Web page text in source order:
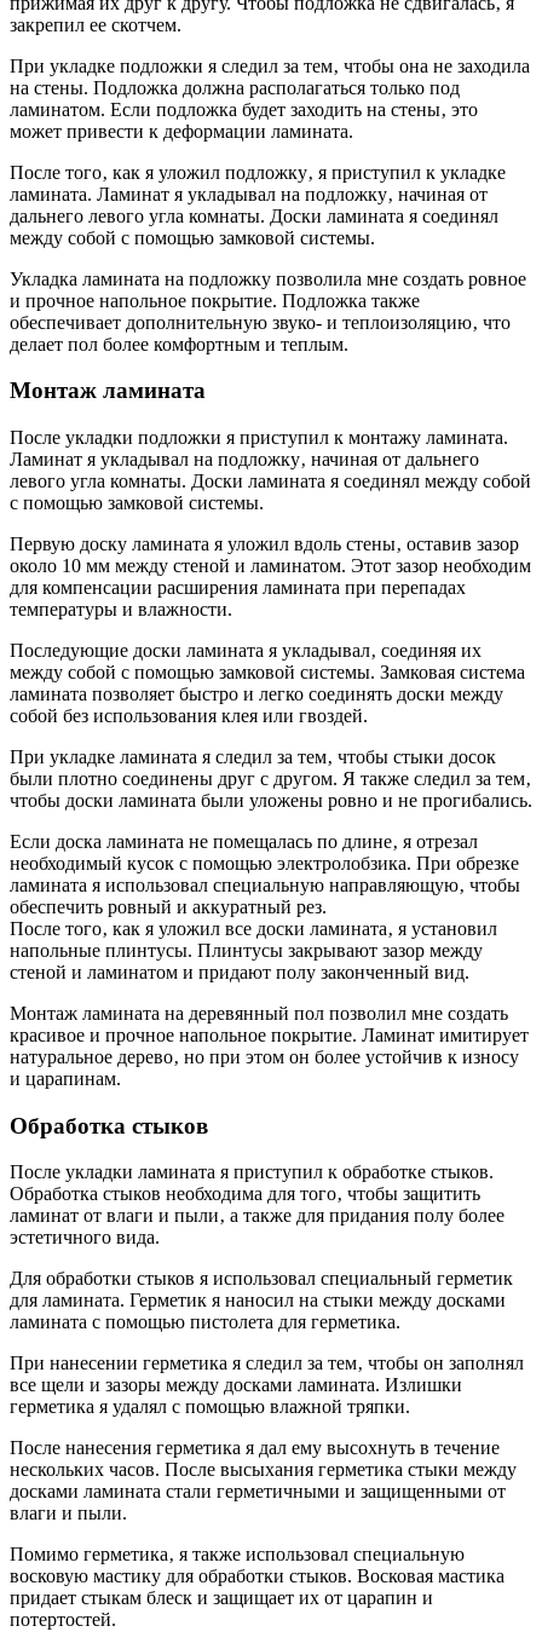
закрепил ее скотчем.
При укладке подложки я следил за тем‚ чтобы она не заходила
на стены. Подложка должна располагаться только под
ламинатом. Если подложка будет заходить на стены‚ это
может привести к деформации ламината.
После того‚ как я уложил подложку‚ я приступил к укладке
ламината. Ламинат я укладывал на подложку‚ начиная от
дальнего левого угла комнаты. Доски ламината я соединял
между собой с помощью замковой системы.
Укладка ламината на подложку позволила мне создать ровное
и прочное напольное покрытие. Подложка также
обеспечивает дополнительную звуко- и теплоизоляцию‚ что
делает пол более комфортным и теплым.
Монтаж ламината
После укладки подложки я приступил к монтажу ламината.
Ламинат я укладывал на подложку‚ начиная от дальнего
левого угла комнаты. Доски ламината я соединял между собой
с помощью замковой системы.
Первую доску ламината я уложил вдоль стены‚ оставив зазор
около 10 мм между стеной и ламинатом. Этот зазор необходим
для компенсации расширения ламината при перепадах
температуры и влажности.
Последующие доски ламината я укладывал‚ соединяя их
между собой с помощью замковой системы. Замковая система
ламината позволяет быстро и легко соединять доски между
собой без использования клея или гвоздей.
При укладке ламината я следил за тем‚ чтобы стыки досок
были плотно соединены друг с другом. Я также следил за тем‚
чтобы доски ламината были уложены ровно и не прогибались.
Если доска ламината не помещалась по длине‚ я отрезал
необходимый кусок с помощью электролобзика. При обрезке
ламината я использовал специальную направляющую‚ чтобы
обеспечить ровный и аккуратный рез.
После того‚ как я уложил все доски ламината‚ я установил
напольные плинтусы. Плинтусы закрывают зазор между
стеной и ламинатом и придают полу законченный вид.
Монтаж ламината на деревянный пол позволил мне создать
красивое и прочное напольное покрытие. Ламинат имитирует
натуральное дерево‚ но при этом он более устойчив к износу
и царапинам.
Обработка стыков
После укладки ламината я приступил к обработке стыков.
Обработка стыков необходима для того‚ чтобы защитить
ламинат от влаги и пыли‚ а также для придания полу более
эстетичного вида.
Для обработки стыков я использовал специальный герметик
для ламината. Герметик я наносил на стыки между досками
ламината с помощью пистолета для герметика.
При нанесении герметика я следил за тем‚ чтобы он заполнял
все щели и зазоры между досками ламината. Излишки
герметика я удалял с помощью влажной тряпки.
После нанесения герметика я дал ему высохнуть в течение
нескольких часов. После высыхания герметика стыки между
досками ламината стали герметичными и защищенными от
влаги и пыли.
Помимо герметика‚ я также использовал специальную
восковую мастику для обработки стыков. Восковая мастика
придает стыкам блеск и защищает их от царапин и
потертостей.